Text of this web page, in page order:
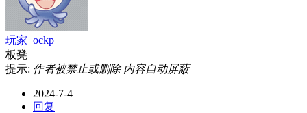
玩家_ockp
板凳
提示: 作者被禁止或删除 内容自动屏蔽
2024-7-4
回复